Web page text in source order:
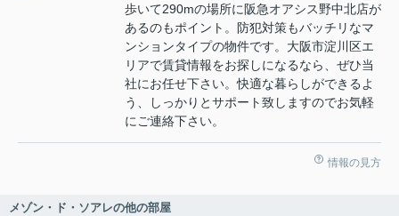
歩いて290mの場所に阪急オアシス野中北店が
あるのもポイント。防犯対策もバッチリなマ
ンションタイプの物件です。大阪市淀川区エ
リアで賃貸情報をお探しになるなら、ぜひ当
社にお任せ下さい。快適な暮らしができるよ
う、しっかりとサポート致しますのでお気軽
にご連絡下さい。
情報の見方
メゾン・ド・ソアレの他の部屋